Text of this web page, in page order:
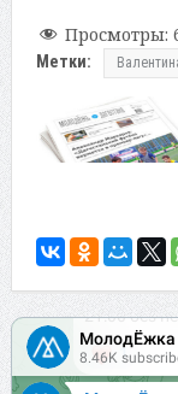
Просмотры:
Метки: